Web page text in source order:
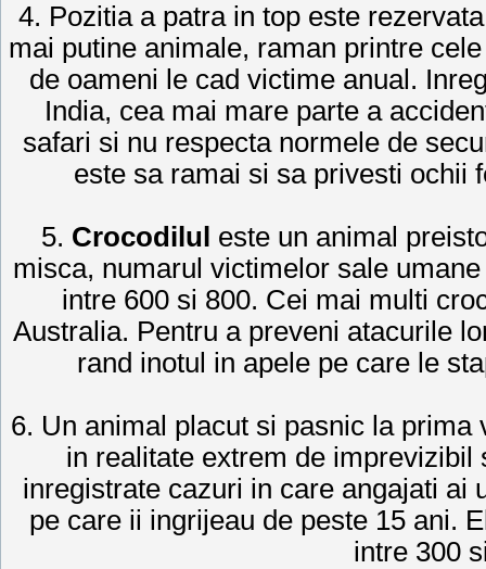
4. Pozitia a patra in top este
mai putine animale, raman printre
de oameni le cad victime anual.
India, cea mai mare parte a
safari si nu respecta normele de
este sa ramai si sa privesti ochii
5. Crocodilul
este un animal
misca, numarul victimelor sale
intre 600 si 800. Cei mai multi
Australia. Pentru a preveni atacurile
rand inotul in apele pe care le
6. Un animal placut si pasnic la
in realitate extrem de
inregistrate cazuri in care angajati ai
pe care ii ingrijeau de peste 15 ani.
intre 300